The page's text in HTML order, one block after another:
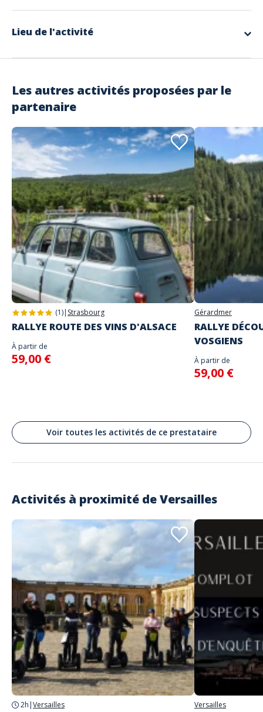
Anglais, Français, Allemand
Lieu de l'activité
Adresse
Place Lyautey, Versailles, France
Les autres activités proposées par le
partenaire
(1)| Strasbourg
RALLYE ROUTE DES VINS D'ALSACE
À partir de
59,00 €
Gérardmer
RALLYE
VOSGIENS
À partir de
59,00 €
Voir toutes les activités de ce prestataire
Activités à proximité deVersailles
2h |Versailles Versailles